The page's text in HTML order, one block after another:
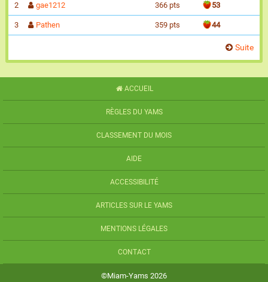
2 gae1212 366 pts 53
3 Pathen 359 pts 44
Suite
ACCUEIL
RÈGLES DU YAMS
CLASSEMENT DU MOIS
AIDE
ACCESSIBILITÉ
ARTICLES SUR LE YAMS
MENTIONS LÉGALES
CONTACT
©Miam-Yams 2026